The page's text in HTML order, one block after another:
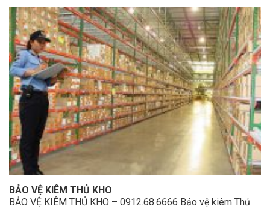
BẢO VỆ KIÊM THỦ KHO
BẢO VỆ KIÊM THỦ KHO – 0912.68.6666 Bảo vệ kiêm Thủ